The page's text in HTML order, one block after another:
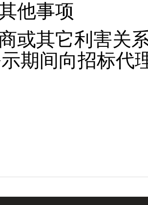
他事项
或其它利害关
期间向招标代